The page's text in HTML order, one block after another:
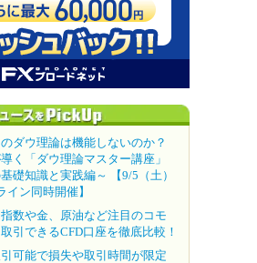
ダウ理論は機能しないのか？
く「ダウ理論マスター講座」
礎知識と実践編～ 【9/5（土）
イン同時開催】
数や金、原油など注目のコモ
引できるCFD口座を徹底比較！
可能で損失や取引時間が限定